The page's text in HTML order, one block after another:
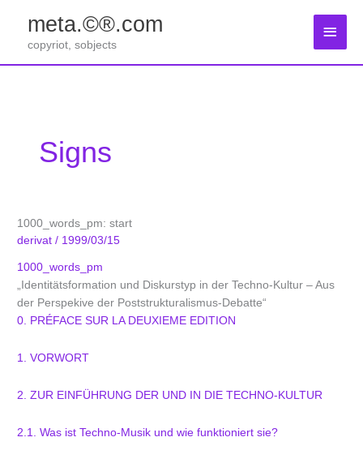
springen
meta.©®.com
copyriot, sobjects
Signs
1000_words_pm: start
derivat/ 1999/03/15
1000_words_pm
„Identitätsformation und Diskurstyp in der Techno-Kultur – Aus
der Perspekive der Poststrukturalismus-Debatte“
0. PRÉFACE SUR LA DEUXIEME EDITION
1. VORWORT
2. ZUR EINFÜHRUNG DER UND IN DIE TECHNO-KULTUR
2.1. Was ist Techno-Musik und wie funktioniert sie?